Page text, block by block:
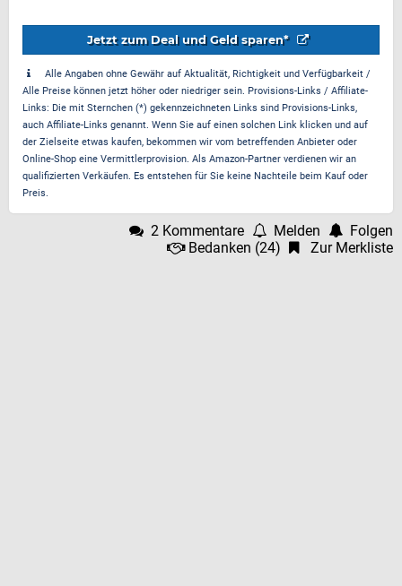
Jetzt zum Deal und Geld sparen*
Alle Angaben ohne Gewähr auf Aktualität, Richtigkeit und Verfügbarkeit /
Alle Preise können jetzt höher oder niedriger sein. Provisions-Links / Affiliate-
Links: Die mit Sternchen (*) gekennzeichneten Links sind Provisions-Links,
auch Affiliate-Links genannt. Wenn Sie auf einen solchen Link klicken und auf
der Zielseite etwas kaufen, bekommen wir vom betreffenden Anbieter oder
Online-Shop eine Vermittlerprovision. Als Amazon-Partner verdienen wir an
qualifizierten Verkäufen. Es entstehen für Sie keine Nachteile beim Kauf oder
Preis.
2 Kommentare Melden
Folgen
Bedanken (24) Zur Merkliste